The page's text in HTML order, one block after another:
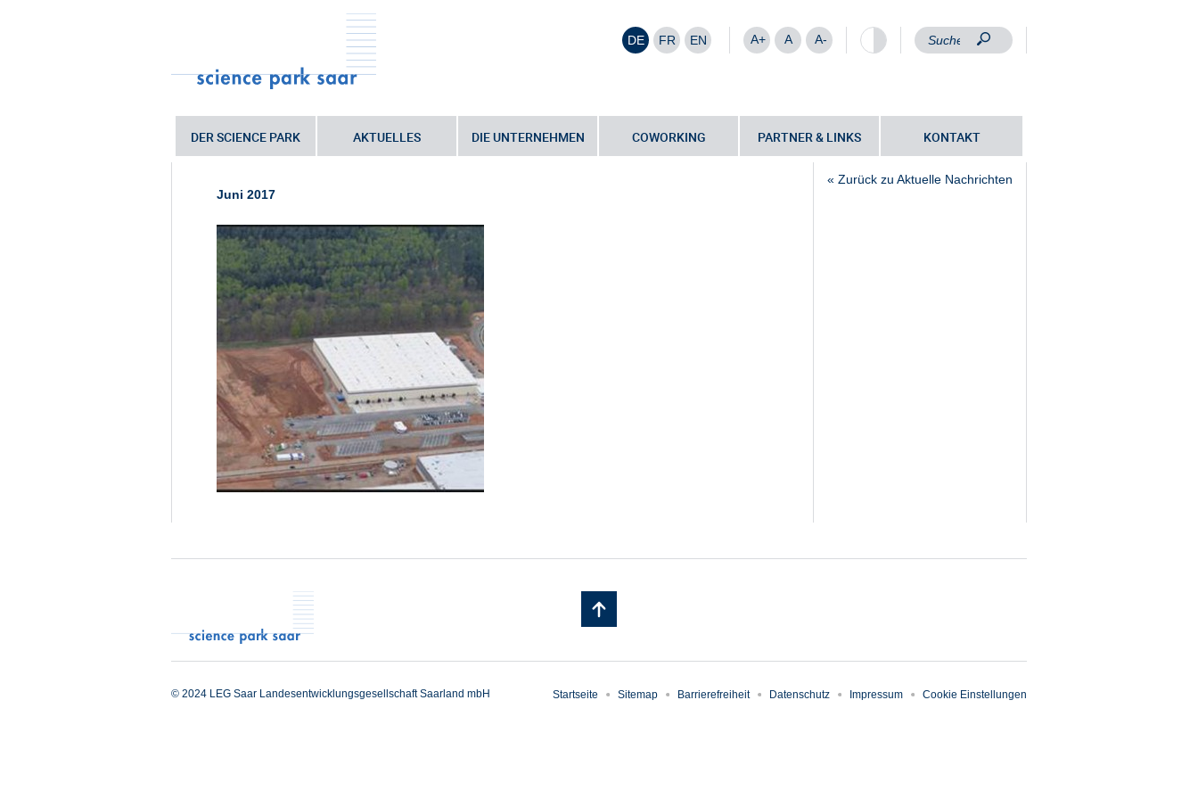
DE FR EN A+ A A-
DER SCIENCE PARK AKTUELLES DIE UNTERNEHMEN COWORKING PARTNER & LINKS KONTAKT
Sie sind hier: Startseite Neues Logistikzentrum für Michelin-Reifen im Industriegebiet „Am Zunderbaum“
1605_Zunderbaum_Michelin-Einstellige Seriennummer
Juni 2017
« Zurück zu Aktuelle Nachrichten
© 2024 LEG Saar Landesentwicklungsgesellschaft Saarland mbH Startseite Sitemap Barrierefreiheit Datenschutz Impressum Cookie Einstellungen